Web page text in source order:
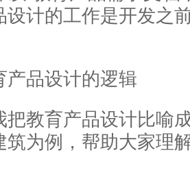
设计的工作是开发之
品设计的逻辑
教育产品设计比喻
筑为例，帮助大家理